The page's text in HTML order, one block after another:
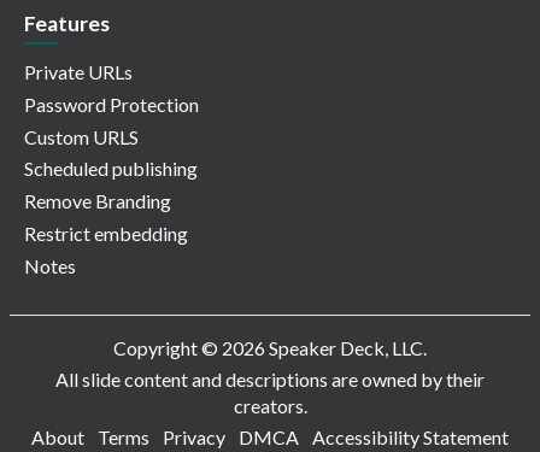
Features
Private URLs
Password Protection
Custom URLS
Scheduled publishing
Remove Branding
Restrict embedding
Notes
Copyright © 2026 Speaker Deck, LLC.
All slide content and descriptions are owned by their
creators.
About
Terms Privacy DMCA Accessibility Statement